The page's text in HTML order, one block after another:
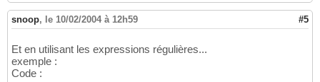
snoop, le 10/02/2004 à 12h59 #5
Et en utilisant les expressions régulières...
exemple :
Code :